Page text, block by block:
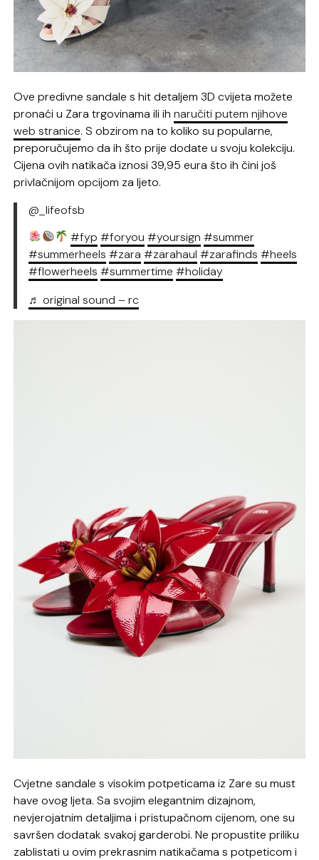
Ove predivne sandale s hit detaljem 3D cvijeta možete
pronaći u Zara trgovinama ili ihnaručiti putem njihove
web stranice. S obzirom na to koliko su popularne,
preporučujemo da ih što prije dodate u svoju kolekciju.
Cijena ovih natikača iznosi 39,95 eura što ih čini još
privlačnijom opcijom za ljeto.
@_lifeofsb
#fyp #foryou #yoursign #summer
#summerheels #zara #zarahaul #zarafinds #heels
#flowerheels #summertime #holiday
♬ original sound – rc
Cvjetne sandale s visokim potpeticama iz Zare su must
have ovog ljeta. Sa svojim elegantnim dizajnom,
nevjerojatnim detaljima i pristupačnom cijenom, one su
savršen dodatak svakoj garderobi. Ne propustite priliku
zablistati u ovim prekrasnim natikačama s potpeticom i